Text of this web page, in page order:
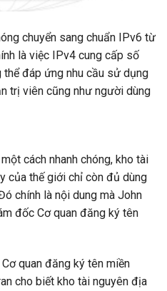
chuyển sang chuẩn IPv6 từ
là việc IPv4 cung cấp số
đáp ứng nhu cầu sử dụng
trị viên cũng như người dùng
cách nhanh chóng, kho tài
của thế giới chỉ còn đủ dùng
chính là nội dung mà John
đốc Cơ quan đăng ký tên
quan đăng ký tên miền
cho biết kho tài nguyên địa